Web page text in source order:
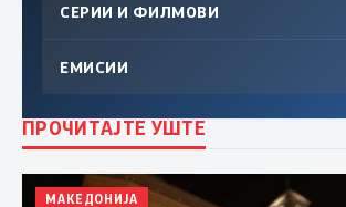
СЕРИИ И ФИЛМОВИ
ЕМИСИИ
ПРОЧИТАЈТЕ УШТЕ
МАКЕДОНИЈА